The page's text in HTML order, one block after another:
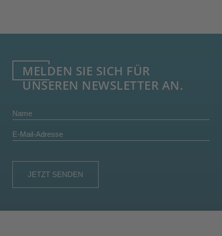
MELDEN SIE SICH FÜR
UNSEREN NEWSLETTER AN.